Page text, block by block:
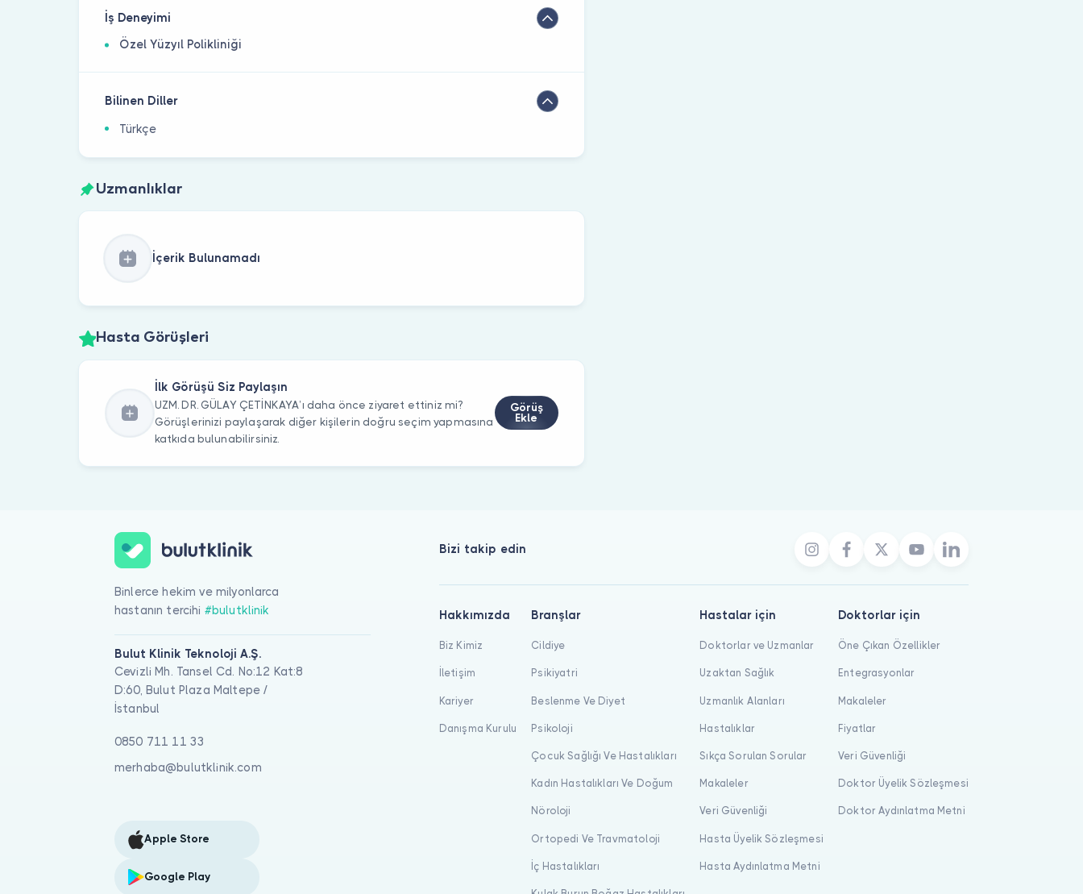
İş Deneyimi
Özel Yüzyıl Polikliniği
Bilinen Diller
Türkçe
Uzmanlıklar
İçerik Bulunamadı
Hasta Görüşleri
İlk Görüşü Siz Paylaşın
UZM. DR. GÜLAY ÇETİNKAYA’ı daha önce ziyaret ettiniz mi?
Görüşlerinizi paylaşarak diğer kişilerin doğru seçim yapmasına
katkıda bulunabilirsiniz.
Görüş
Ekle
Binlerce hekim ve milyonlarca
hastanın tercihi #bulutklinik
Bulut Klinik Teknoloji A.Ş.
Cevizli Mh. Tansel Cd. No:12 Kat:8
D:60, Bulut Plaza Maltepe /
İstanbul
0850 711 11 33
merhaba@bulutklinik.com
Apple Store
Google Play
Bizi takip edin
Hakkımızda
Biz Kimiz
İletişim
Kariyer
Danışma Kurulu
Branşlar
Cildiye
Psikiyatri
Beslenme Ve Diyet
Psikoloji
Çocuk Sağlığı Ve Hastalıkları
Kadın Hastalıkları Ve Doğum
Nöroloji
Ortopedi Ve Travmatoloji
İç Hastalıkları
Hastalar için
Doktorlar ve Uzmanlar
Uzaktan Sağlık
Uzmanlık Alanları
Hastalıklar
Sıkça Sorulan Sorular
Makaleler
Veri Güvenliği
Hasta Üyelik Sözleşmesi
Hasta Aydınlatma Metni
Doktorlar için
Öne Çıkan Özellikler
Entegrasyonlar
Makaleler
Fiyatlar
Veri Güvenliği
Doktor Üyelik Sözleşmesi
Doktor Aydınlatma Metni